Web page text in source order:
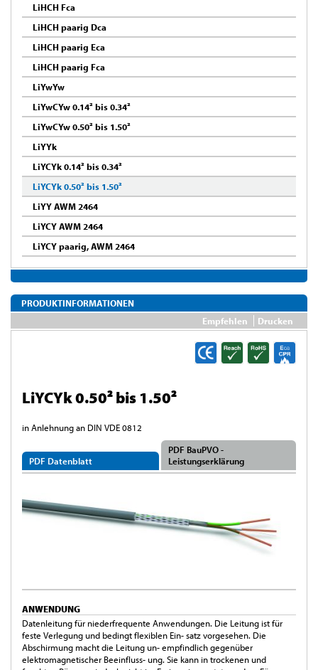
LiHCH Fca
LiHCH paarig Dca
LiHCH paarig Eca
LiHCH paarig Fca
LiYwYw
LiYwCYw 0.14² bis 0.34²
LiYwCYw 0.50² bis 1.50²
LiYYk
LiYCYk 0.14² bis 0.34²
LiYCYk 0.50² bis 1.50²
LiYY AWM 2464
LiYCY AWM 2464
LiYCY paarig, AWM 2464
PRODUKTINFORMATIONEN
Empfehlen
Drucken
LiYCYk 0.50² bis 1.50²
in Anlehnung an DIN VDE 0812
PDF Datenblatt
PDF BauPVO -
Leistungserklärung
ANWENDUNG
Datenleitung für niederfrequente Anwendungen. Die Leitung ist für
feste Verlegung und bedingt flexiblen Ein- satz vorgesehen. Die
Abschirmung macht die Leitung un- empfindlich gegenüber
elektromagnetischer Beeinfluss- ung. Sie kann in trockenen und